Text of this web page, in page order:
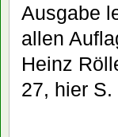
Ausgabe
allen
Heinz
27, hier S.